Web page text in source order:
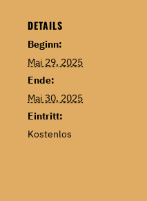
DETAILS
Beginn:
Mai 29, 2025
Ende:
Mai 30, 2025
Eintritt:
Kostenlos